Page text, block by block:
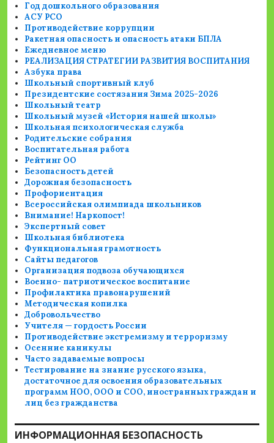
Год дошкольного образования
АСУ РСО
Противодействие коррупции
Ракетная опасность и опасность атаки БПЛА
Ежедневное меню
РЕАЛИЗАЦИЯ СТРАТЕГИИ РАЗВИТИЯ ВОСПИТАНИЯ
Азбука права
Школьный спортивный клуб
Президентские состязания Зима 2025-2026
Школьный театр
Школьный музей «История нашей школы»
Школьная психологическая служба
Родительские собрания
Воспитательная работа
Рейтинг ОО
Безопасность детей
Дорожная безопасность
Профориентация
Всероссийская олимпиада школьников
Внимание! Наркопост!
Экспертный совет
Школьная библиотека
Функциональная грамотность
Сайты педагогов
Организация подвоза обучающихся
Военно- патриотическое воспитание
Профилактика правонарушений
Методическая копилка
Добровольчество
Учителя — гордость России
Противодействие экстремизму и терроризму
Осенние каникулы
Часто задаваемые вопросы
Тестирование на знание русского языка,
достаточное для освоения образовательных
программ НОО, ООО и СОО, иностранных граждан и
лиц без гражданства
ИНФОРМАЦИОННАЯ БЕЗОПАСНОСТЬ